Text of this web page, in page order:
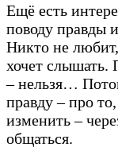
Ещё есть
поводу правды
Никто не
хочет слышать.
– нельзя…
правду – про
изменить –
общаться.